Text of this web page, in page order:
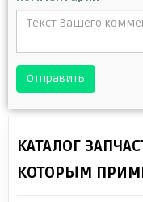
Отправить
КАТАЛОГ
КОТОРЫМ